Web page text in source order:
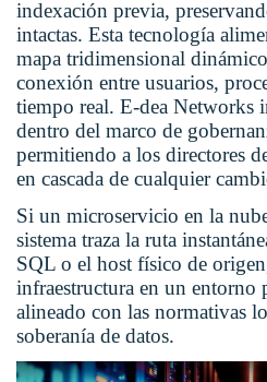
indexación previa,
intactas. Esta tecnología
mapa tridimensional
conexión entre usuarios,
tiempo real. E-dea Networks
dentro del marco de
permitiendo a los directores
en cascada de cualquier
Si un microservicio en la
sistema traza la ruta
SQL o el host físico de
infraestructura en un entorno
alineado con las normativas
soberanía de datos.